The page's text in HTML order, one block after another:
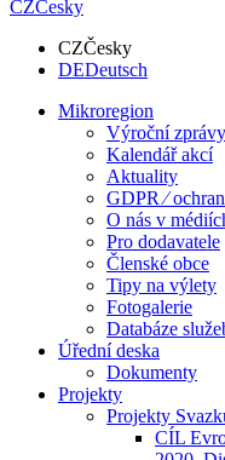
CZČesky
CZČesky
DEDeutsch
Mikroregion
Výroční zprávy
Kalendář akcí
Aktuality
GDPR ⁄
O nás v
Pro dodavatele
Členské obce
Tipy na výlety
Fotogalerie
Databáze
Úřední deska
Dokumenty
Projekty
Projekty
CÍL